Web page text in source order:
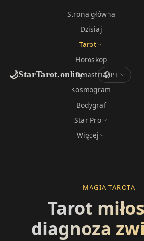
🌙StarTarot.online
Strona główna
Dzisiaj
Tarot
Horoskop
Synastria
Kosmogram
Bodygraf
Star Pro
Więcej
PL
MAGIA TAROTA
Tarot
diagnoza